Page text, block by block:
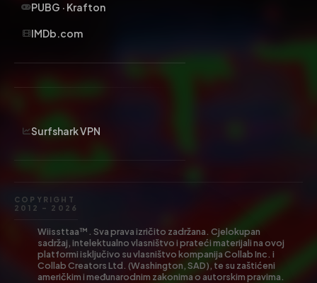
PUBG · Krafton
IMDb.com
Surfshark VPN
COPYRIGHT
2012 – 2026
Wiissttaa™. Sva prava izričito zadržana. Cjelokupan
sadržaj, intelektualno vlasništvo i prateći materijali na ovoj
platformi isključivo su vlasništvo kompanija Collab Inc. i
Collab Creators Ltd. (Washington, SAD), te su zaštićeni
američkim i međunarodnim zakonima o autorskim pravima.